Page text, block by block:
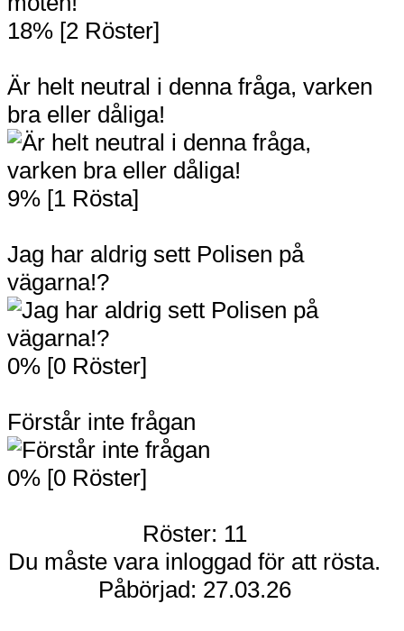
18% [2 Röster]
Är helt neutral i denna fråga, varken
bra eller dåliga!
9% [1 Rösta]
Jag har aldrig sett Polisen på
vägarna!?
0% [0 Röster]
Förstår inte frågan
0% [0 Röster]
Röster: 11
Du måste vara inloggad för att rösta.
Påbörjad: 27.03.26